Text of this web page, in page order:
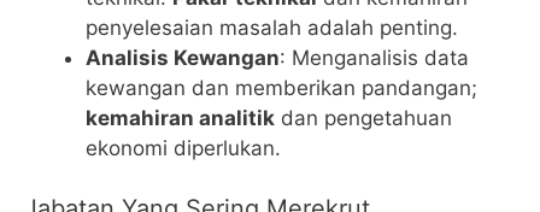
penyelesaian masalah adalah penting.
Analisis Kewangan: Menganalisis data
kewangan dan memberikan pandangan;
kemahiran analitik dan pengetahuan
ekonomi diperlukan.